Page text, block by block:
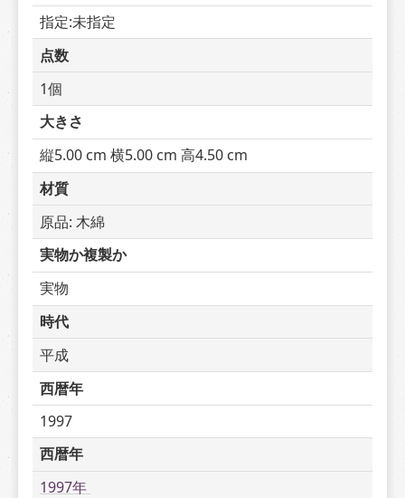
指定:未指定
点数
1個
大きさ
縦5.00 cm 横5.00 cm 高4.50 cm
材質
原品: 木綿
実物か複製か
実物
時代
平成
西暦年
1997
西暦年
1997年